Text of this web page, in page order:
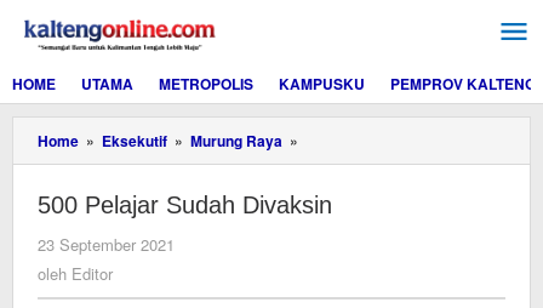
konten
HOME
UTAMA METROPOLIS KAMPUSKU PEMPROV KALTENG
Home » Eksekutif » Murung Raya »
Pelajar
Divaksin
500 Pelajar Sudah Divaksin
23 September 2021
oleh Editor